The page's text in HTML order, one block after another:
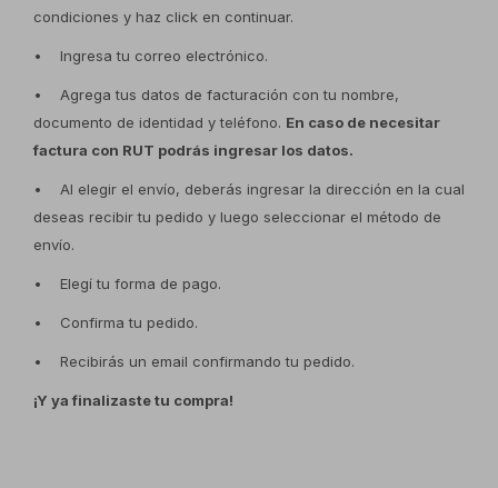
condiciones y haz click en continuar.
• Ingresa tu correo electrónico.
• Agrega tus datos de facturación con tu nombre,
documento de identidad y teléfono. En caso de necesitar
factura con RUT podrás ingresar los datos.
• Al elegir el envío, deberás ingresar la dirección en la cual
deseas recibir tu pedido y luego seleccionar el método de
envío.
• Elegí tu forma de pago.
• Confirma tu pedido.
• Recibirás un email confirmando tu pedido.
¡Y ya finalizaste tu compra!